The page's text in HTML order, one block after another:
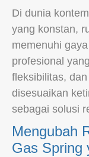
Di dunia
yang konstan,
memenuhi
profesional
fleksibilitas,
disesuaikan
sebagai solusi
Mengubah
Gas Spring